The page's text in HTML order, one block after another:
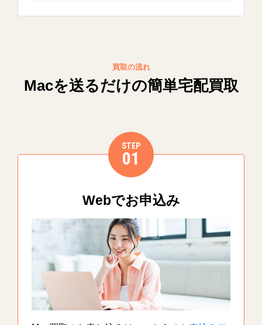
買取の流れ
Macを送るだけの簡単宅配買取
STEP
01
Webでお申込み